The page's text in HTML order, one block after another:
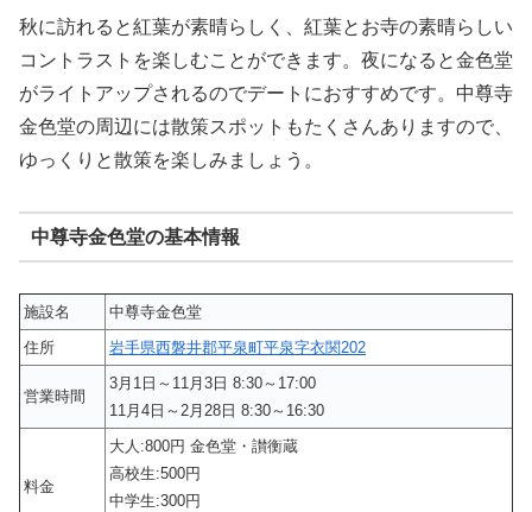
秋に訪れると紅葉が素晴らしく、紅葉とお寺の素晴らしい
コントラストを楽しむことができます。夜になると金色堂
がライトアップされるのでデートにおすすめです。中尊寺
金色堂の周辺には散策スポットもたくさんありますので、
ゆっくりと散策を楽しみましょう。
中尊寺金色堂の基本情報
施設名
中尊寺金色堂
住所
岩手県西磐井郡平泉町平泉字衣関202
営業時間
3月1日～11月3日 8:30～17:00
11月4日～2月28日 8:30～16:30
料金
大人:800円 金色堂・讃衡蔵
高校生:500円
中学生:300円